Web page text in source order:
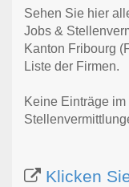
Sehen Sie hier
Jobs &
Kanton Fribourg
Liste der Firmen.
Keine Einträge
Klicken